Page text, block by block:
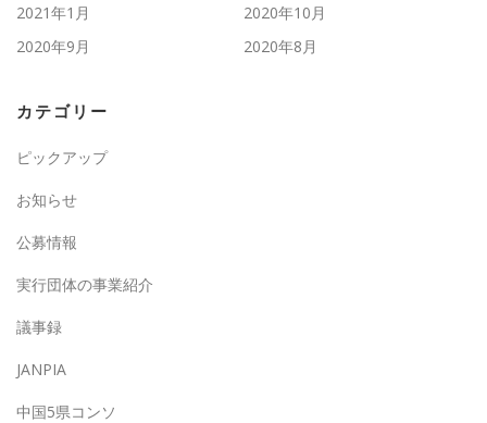
2021年1月
2020年10月
2020年9月
2020年8月
カテゴリー
ピックアップ
お知らせ
公募情報
実行団体の事業紹介
議事録
JANPIA
中国5県コンソ